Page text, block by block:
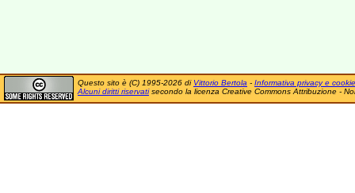
Questo sito è (C) 1995-2026 di Vittorio Bertola - Informativa privacy e cookie
Alcuni diritti riservatisecondo la licenza Creative Commons Attribuzione -